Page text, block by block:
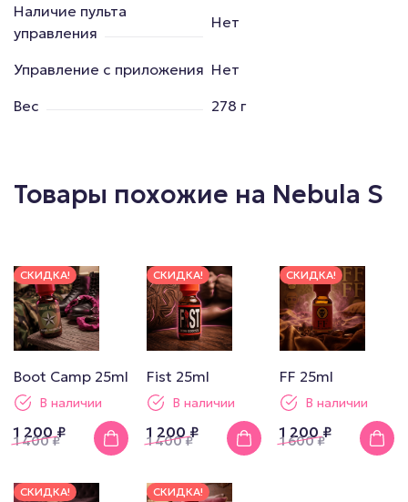
Наличие пульта
управления
Нет
Управление с приложения Нет
Вес
278 г
Товары похожие на Nebula S
СКИДКА!
Boot Camp 25ml
В наличии
1 200 ₽
1 400₽
СКИДКА!
Fist 25ml
В наличии
1 200 ₽
1 400₽
СКИДКА!
FF 25ml
В наличии
1 200 ₽
1 600₽
СКИДКА! СКИДКА!